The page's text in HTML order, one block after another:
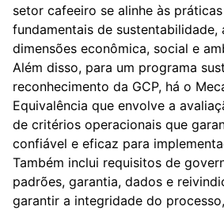
setor cafeeiro se alinhe às
fundamentais de sustentabilidade,
dimensões econômica, social e
Além disso, para um programa
reconhecimento da GCP, há o
Equivalência que envolve a
de critérios operacionais que
confiável e eficaz para
Também inclui requisitos de
padrões, garantia, dados e
garantir a integridade do